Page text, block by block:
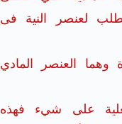
لعنصر النية فى
وهما العنصر المادي
على شيء فهذه